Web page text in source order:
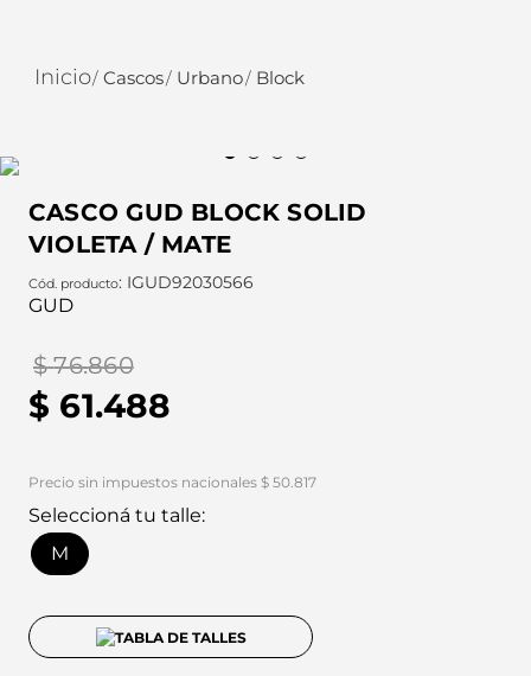
Cascos Urbano Block
CASCO GUD BLOCK SOLID
VIOLETA / MATE
: IGUD92030566
GUD
$ 76.860
$ 61.488
Precio sin impuestos nacionales $ 50.817
Seleccioná tu talle:
M
TABLA DE TALLES